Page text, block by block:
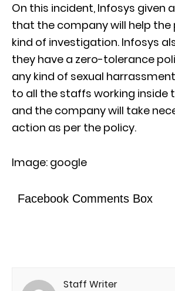
On this incident, Infosys given
that the company will help the
kind of investigation. Infosys
they have a zero-tolerance
any kind of sexual
to all the staffs working inside
and the company will take
action as per the policy.
Image: google
Facebook Comments Box
Staff Writer